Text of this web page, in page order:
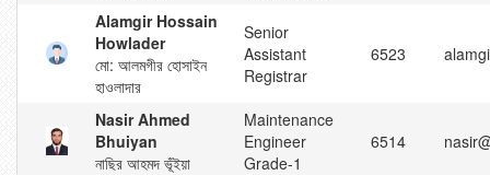
Alamgir Hossain
Howlader
মো: আলমগীর হোসাইন
হাওলাদার
Senior
Assistant
Registrar
6523
Nasir Ahmed
Bhuiyan
নাছির আহমদ ভূঁইয়া
Maintenance
Engineer
Grade-1
6514